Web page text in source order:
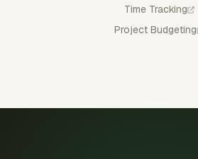
Time Tracking
Project Budgeting